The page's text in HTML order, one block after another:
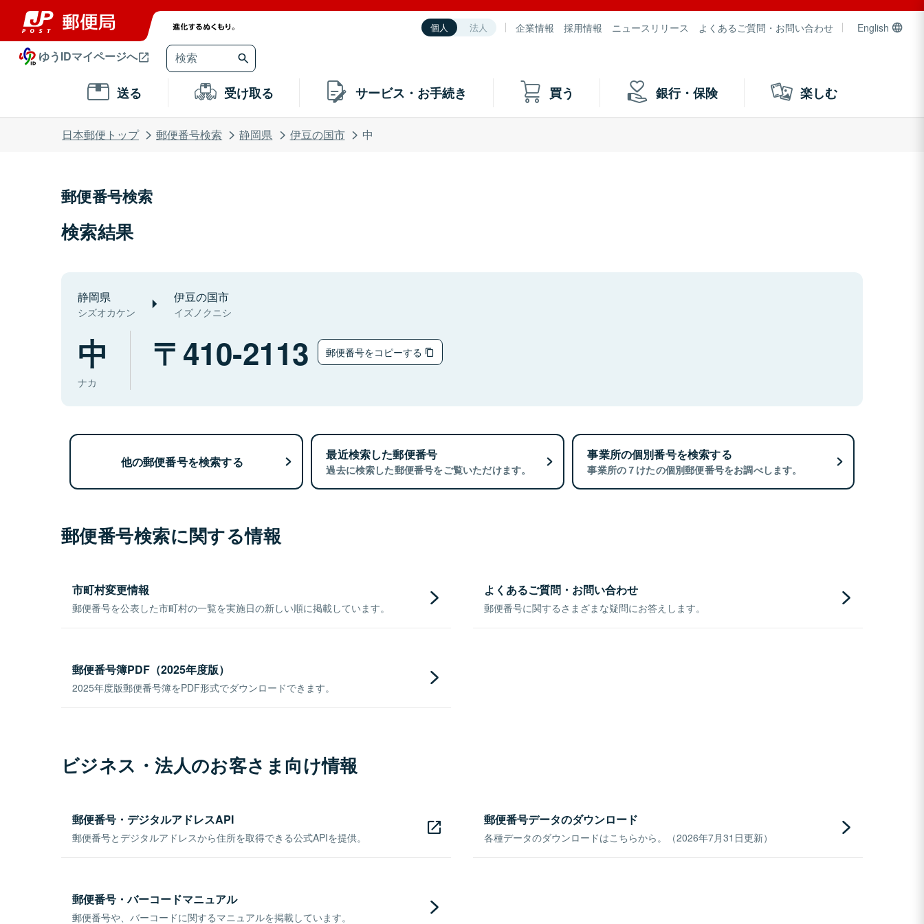
個人 法人 企業情報 採用情報 ニュースリリース よくあるご質問・お問い合わせ English
ゆうIDマイページへ
送る 受け取る サービス・お手続き 買う 銀行・保険 楽しむ
日本郵便トップ 郵便番号検索 静岡県 伊豆の国市 中
郵便番号検索
検索結果
静岡県
シズオカケン
伊豆の国市
イズノクニシ
中
ナカ
410-2113 郵便番号をコピーする
他の郵便番号を検索する 最近検索した郵便番号
過去に検索した郵便番号をご覧いただけます。
事業所の個別番号を検索する
事業所の７けたの個別郵便番号をお調べします。
郵便番号検索に関する情報
市町村変更情報
郵便番号を公表した市町村の一覧を実施日の新しい順に掲載しています。
よくあるご質問・お問い合わせ
郵便番号に関するさまざまな疑問にお答えします。
郵便番号簿PDF（2025年度版）
2025年度版郵便番号簿をPDF形式でダウンロードできます。
ビジネス・法人のお客さま向け情報
郵便番号・デジタルアドレスAPI
郵便番号とデジタルアドレスから住所を取得できる公式APIを提供。
郵便番号データのダウンロード
各種データのダウンロードはこちらから。（2026年7月31日更新）
郵便番号・バーコードマニュアル
郵便番号や、バーコードに関するマニュアルを掲載しています。